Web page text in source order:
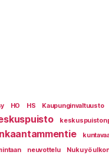
HO HS
Kaupunginvaltuusto
neuvottelu Nuku yö